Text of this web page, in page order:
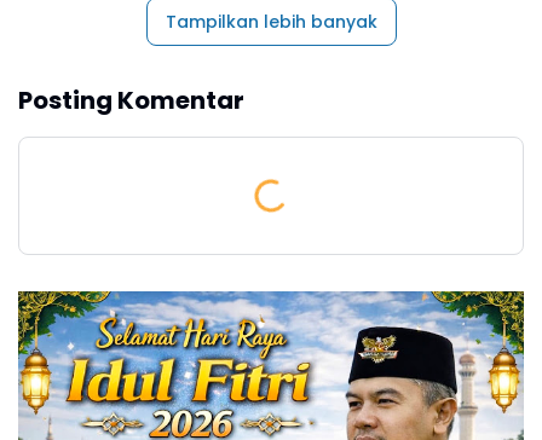
Tampilkan lebih banyak
Posting Komentar